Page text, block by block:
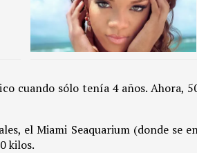
cuando sólo tenía 4 años. Ahora,
el Miami Seaquarium (donde se
kilos.